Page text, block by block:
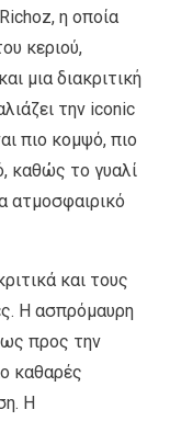
η οποία
κεριού,
μια διακριτική
την iconic
πιο κομψό, πιο
καθώς το γυαλί
ατμοσφαιρικό
και τους
Η ασπρόμαυρη
ως προς την
καθαρές
Η